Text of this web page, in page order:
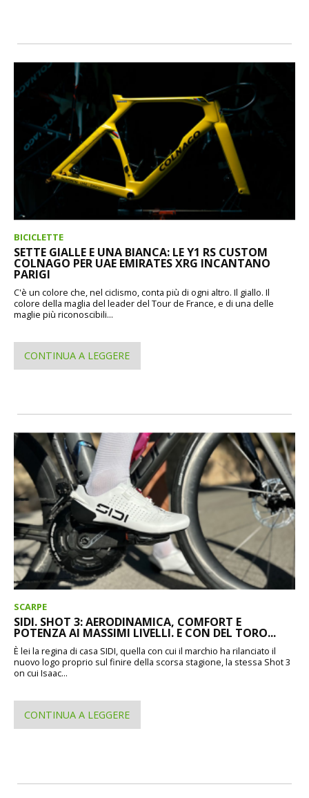
BICICLETTE
SETTE GIALLE E UNA BIANCA: LE Y1 RS CUSTOM
COLNAGO PER UAE EMIRATES XRG INCANTANO
PARIGI
C'è un colore che, nel ciclismo, conta più di ogni altro. Il giallo. Il
colore della maglia del leader del Tour de France, e di una delle
maglie più riconoscibili...
CONTINUA A LEGGERE
SCARPE
SIDI. SHOT 3: AERODINAMICA, COMFORT E
POTENZA AI MASSIMI LIVELLI. E CON DEL TORO...
È lei la regina di casa SIDI, quella con cui il marchio ha rilanciato il
nuovo logo proprio sul finire della scorsa stagione, la stessa Shot 3
on cui Isaac...
CONTINUA A LEGGERE